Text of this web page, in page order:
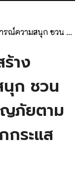
ารณ์ความสนุก ชวน …
าง
ก ชวน
ภัยตาม
กระแส